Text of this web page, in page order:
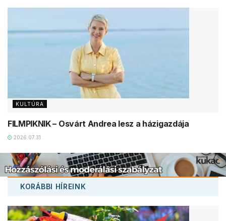
KULTÚRA
FILMPIKNIK – Osvárt Andrea lesz a házigazdája
2026.07.31.
KORÁBBI HÍREINK